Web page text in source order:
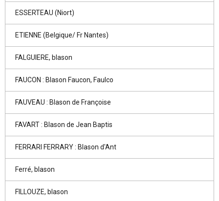
ESSERTEAU (Niort)
ETIENNE (Belgique/ Fr Nantes)
FALGUIERE, blason
FAUCON : Blason Faucon, Faulco
FAUVEAU : Blason de Françoise
FAVART : Blason de Jean Baptis
FERRARI FERRARY : Blason d'Ant
Ferré, blason
FILLOUZE, blason